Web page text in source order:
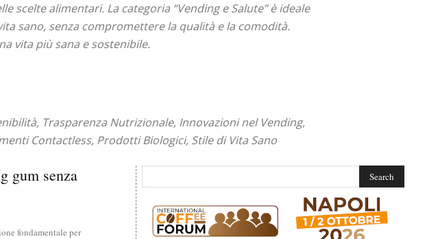
alimentari. La categoria “Vending e Salute” è ideale
sano, senza compromettere la qualità e la comodità.
vita più sana e sostenibile.
Trasparenza Nutrizionale, Innovazioni nel Vending,
Contactless, Prodotti Biologici, Stile di Vita Sano
gum senza
fondamentale per